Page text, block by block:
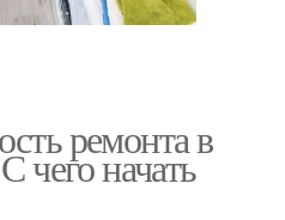
ремонта в
чего начать